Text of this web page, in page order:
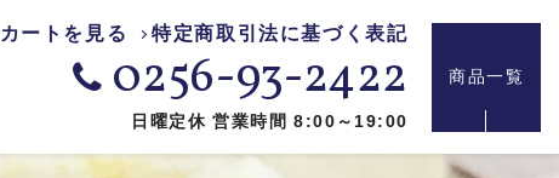
カートを見る 特定商取引法に基づく表記
0256-93-2422
日曜定休 営業時間 8:00～19:00
商品一覧